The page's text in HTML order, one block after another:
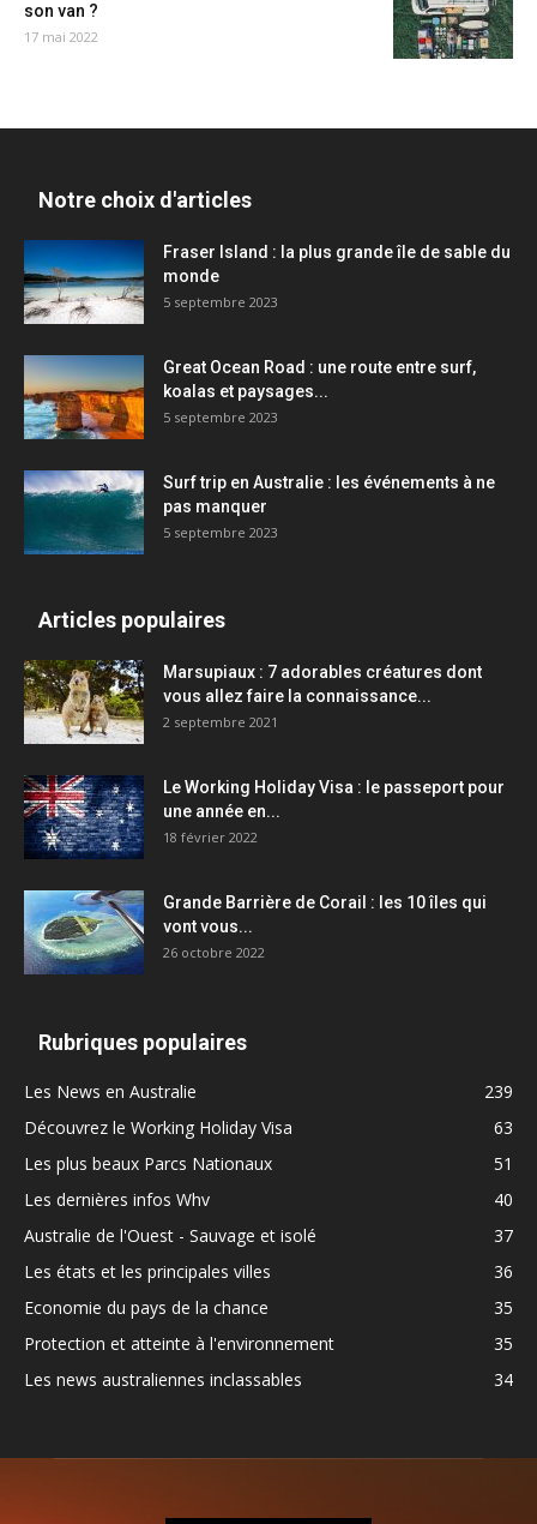
son van ?
17 mai 2022
Notre choix d'articles
Fraser Island : la plus grande île de sable du
monde
5 septembre 2023
Great Ocean Road : une route entre surf,
koalas et paysages...
5 septembre 2023
Surf trip en Australie : les événements à ne
pas manquer
5 septembre 2023
Articles populaires
Marsupiaux : 7 adorables créatures dont
vous allez faire la connaissance...
2 septembre 2021
Le Working Holiday Visa : le passeport pour
une année en...
18 février 2022
Grande Barrière de Corail : les 10 îles qui
vont vous...
26 octobre 2022
Rubriques populaires
Les News en Australie
239
Découvrez le Working Holiday Visa
63
Les plus beaux Parcs Nationaux
51
Les dernières infos Whv
40
Australie de l'Ouest - Sauvage et isolé
37
Les états et les principales villes
36
Economie du pays de la chance
35
Protection et atteinte à l'environnement
35
Les news australiennes inclassables
34